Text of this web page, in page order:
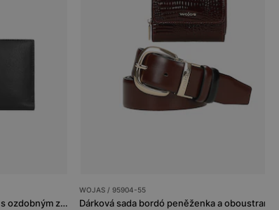
Černá kožená dámská peněženka s ozdobným zapínáním
WOJAS / 95904-55